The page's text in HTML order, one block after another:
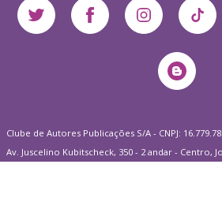
Clube de Autores Publicações S/A - CNPJ:
Av. Juscelino Kubitscheck, 350 - 2 andar - Centro,